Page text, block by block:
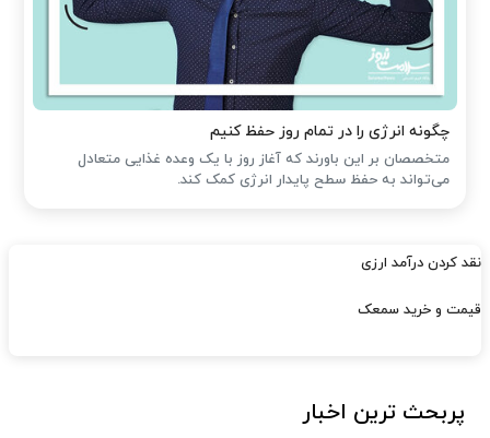
چگونه انرژی را در تمام روز حفظ کنیم
متخصصان بر این باورند که آغاز روز با یک وعده غذایی متعادل
می‌تواند به حفظ سطح پایدار انرژی کمک کند.
نقد کردن درآمد ارزی
قیمت و خرید سمعک
پربحث ترین اخبار